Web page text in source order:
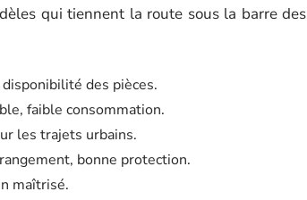
qui tiennent la route sous la barre des
des pièces.
faible consommation.
les trajets urbains.
bonne protection.
maîtrisé.